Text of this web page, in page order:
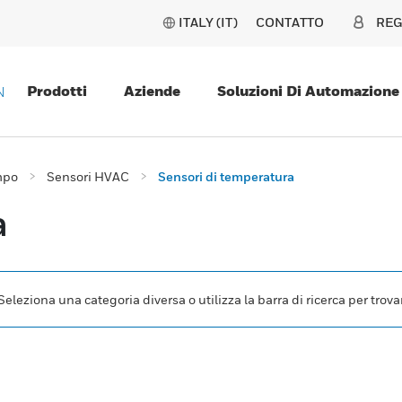
ITALY (IT) CONTATTO
Prodotti Aziende Soluzioni Di Automazione
Sensori HVAC Sensori di temperatura
una categoria diversa o utilizza la barra di ricerca per